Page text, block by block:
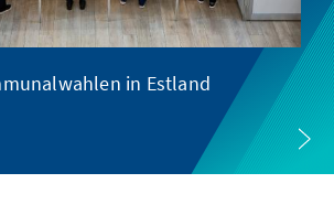
in Estland